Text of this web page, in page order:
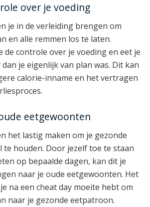
over je voeding
je in de verleiding brengen om
en alle remmen los te laten.
de controle over je voeding en eet je
je eigenlijk van plan was. Dit kan
calorie-inname en het vertragen
eetgewoonten
het lastig maken om je gezonde
houden. Door jezelf toe te staan
op bepaalde dagen, kan dit je
naar je oude eetgewoonten. Het
na een cheat day moeite hebt om
naar je gezonde eetpatroon.